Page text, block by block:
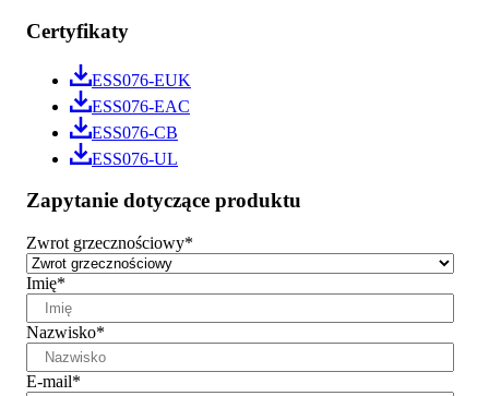
Certyfikaty
ESS076-EUK
ESS076-EAC
ESS076-CB
ESS076-UL
Zapytanie dotyczące produktu
Zwrot grzecznościowy*
Imię*
Nazwisko*
E-mail*